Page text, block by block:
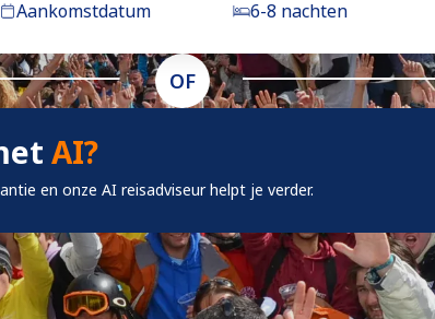
Aankomstdatum 6-8 nachten
OF
AI?
en onze AI reisadviseur helpt je verder.